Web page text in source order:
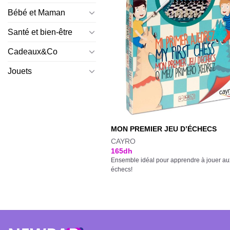
Bébé et Maman
Santé et bien-être
Cadeaux&Co
Jouets
MON PREMIER JEU D’ÉCHECS
CAYRO
165dh
Ensemble idéal pour apprendre à jouer
échecs!